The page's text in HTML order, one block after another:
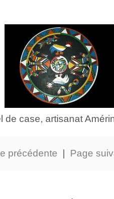
de case, artisanat
précédente Page